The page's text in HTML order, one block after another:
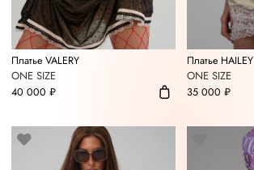
Платье VALERY
ONE SIZE
40 000 ₽
Платье HAILEY
ONE SIZE
35 000 ₽